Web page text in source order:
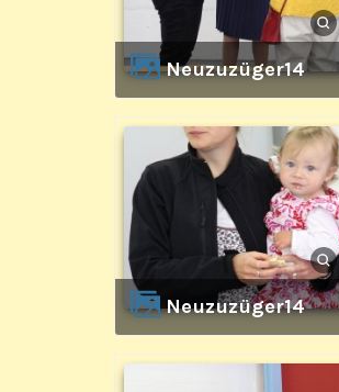
Neuzuzüger14
Neuzuzüger14